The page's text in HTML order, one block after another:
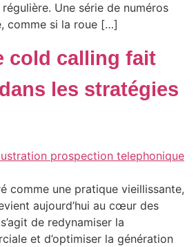
Une série de numéros
comme si la roue […]
cold calling fait
les stratégies
comme une pratique vieillissante,
aujourd’hui au cœur des
de redynamiser la
et d’optimiser la génération